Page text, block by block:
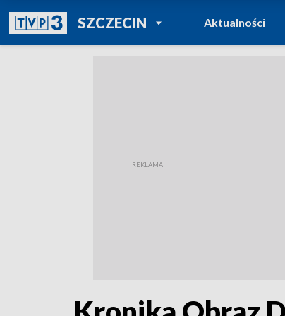
SZCZECINPOWRÓT DO
TVP REGIONY
Aktualności